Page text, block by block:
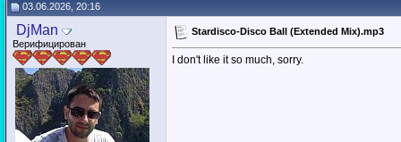
03.06.2026, 20:16
DjMan
Верифицирован
Stardisco-Disco Ball (Extended Mix).mp3
I don't like it so much, sorry.